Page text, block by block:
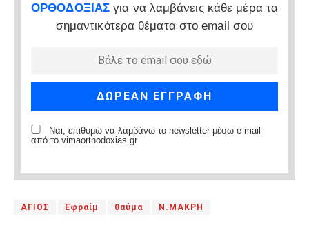
ΟΡΘΟΔΟΞΙΑΣ για να λαμβάνεις κάθε μέρα τα
σημαντικότερα θέματα στο email σου
Ναι, επιθυμώ να λαμβάνω το newsletter μέσω e-mail
από το vimaorthodoxias.gr
ΑΓΙΟΣ Εφραίμ θαύμα Ν.ΜΑΚΡΗ